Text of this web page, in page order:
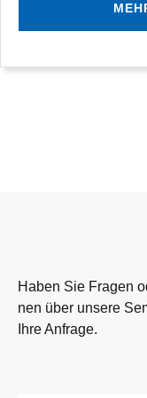
Haben Sie Fra­gen
nen über unsere
Ihre Anfrage.